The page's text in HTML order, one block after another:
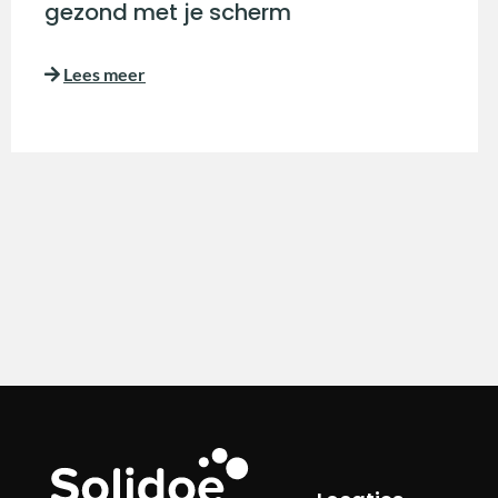
gezond met je scherm
Lees meer